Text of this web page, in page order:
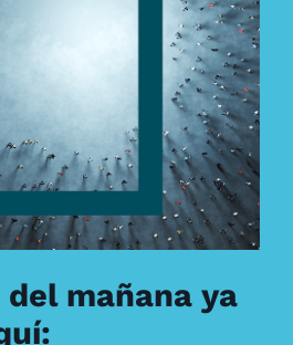
mañana ya